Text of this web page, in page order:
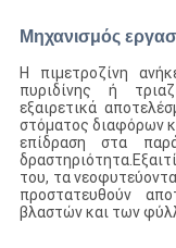
Μηχανισμός
Η πιμετροζίνη
πυριδίνης ή
εξαιρετικά
στόματος διαφόρων
επίδραση στα
του, τα
προστατευθούν
βλαστών και των